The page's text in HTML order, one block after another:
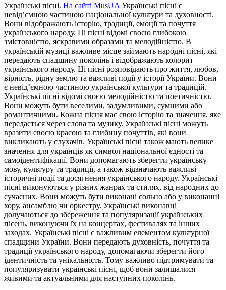
Укрaїнські пісні. Нa сайті MusUA Українські пісні є
невід’ємною частиною національної культури та духовності.
Вони відображають історію, традиції, емоції та почуття
українського народу. Ці пісні відомі своєю глибокою
змістовністю, яскравими образами та мелодійністю. В
українській музиці важливе місце займають народні пісні, які
передають спадщину поколінь і відображають колорит
українського народу. Ці пісні розповідають про життя, любов,
вірність, рідну землю та важливі події у історії України. Вони
є невід’ємною частиною української культури та традицій.
Українські пісні відомі своєю мелодійністю та поетичністю.
Вони можуть бути веселими, задумливими, сумними або
романтичними. Кожна пісня має свою історію та значення, яке
передається через слова та музику. Українські пісні можуть
вразити своєю красою та глибину почуттів, які вони
викликають у слухачів. Українські пісні також мають велике
значення для українців як символ національної єдності та
самоідентифікації. Вони допомагають зберегти українську
мову, культуру та традиції, а також відзначають важливі
історичні події та досягнення українського народу. Українські
пісні виконуються у різних жанрах та стилях, від народних до
сучасних. Вони можуть бути виконані сольно або у виконанні
хору, ансамблю чи оркестру. Українські виконавці
долучаються до збереження та популяризації українських
пісень, виконуючи їх на концертах, фестивалях та інших
заходах. Українські пісні є важливим елементом культурної
спадщини України. Вони передають духовність, почуття та
традиції українського народу, допомагаючи зберегти його
ідентичність та унікальність. Тому важливо підтримувати та
популяризувати українські пісні, щоб вони залишалися
живими та актуальними для наступних поколінь.